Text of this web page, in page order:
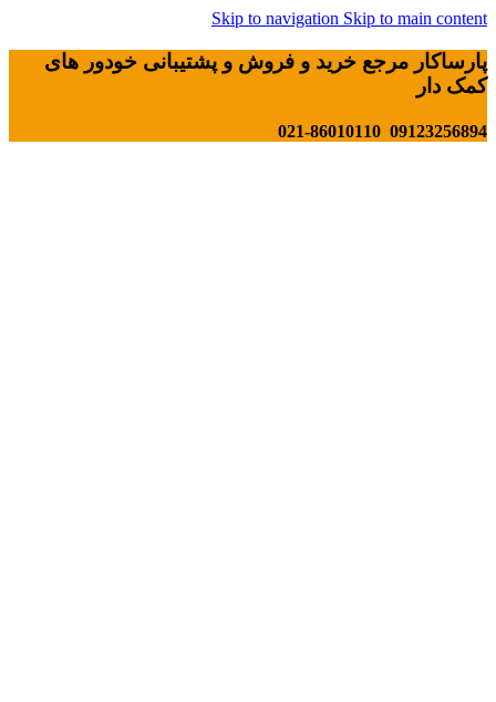
Skip to navigation Skip to main content
پارساکار مرجع خرید و فروش و پشتیبانی خودور های
کمک دار
09123256894 021-86010110